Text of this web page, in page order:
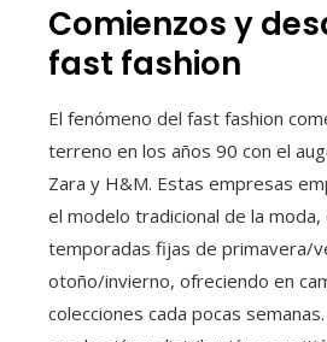
Comienzos y
fast fashion
El fenómeno del fast fashion
terreno en los años 90 con el
Zara y H&M. Estas empresas
el modelo tradicional de la moda,
temporadas fijas de primavera/
otoño/invierno, ofreciendo en
colecciones cada pocas